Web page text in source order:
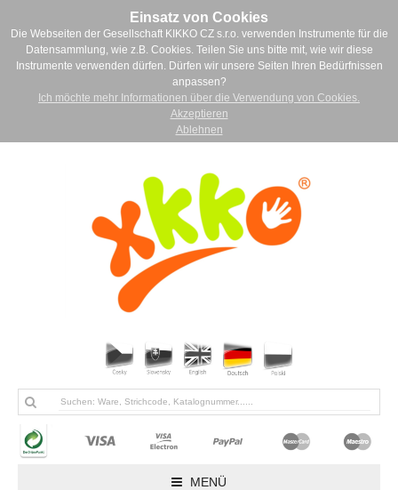
Einsatz von Cookies
Die Webseiten der Gesellschaft KIKKO CZ s.r.o. verwenden Instrumente für die
Datensammlung, wie z.B. Cookies. Teilen Sie uns bitte mit, wie wir diese
Instrumente verwenden dürfen. Dürfen wir unsere Seiten Ihren Bedürfnissen
anpassen?
Ich möchte mehr Informationen über die Verwendung von Cookies.
Akzeptieren
Ablehnen
MENÜ